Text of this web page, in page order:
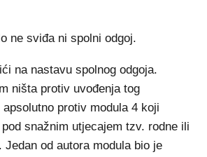
ne sviđa ni spolni odgoj.
na nastavu spolnog odgoja.
ništa protiv uvođenja tog
protiv modula 4 koji
snažnim utjecajem tzv. rodne ili
Jedan od autora modula bio je